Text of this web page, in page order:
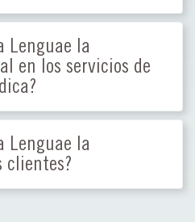
Lenguae la
en los servicios de
Lenguae la
clientes?